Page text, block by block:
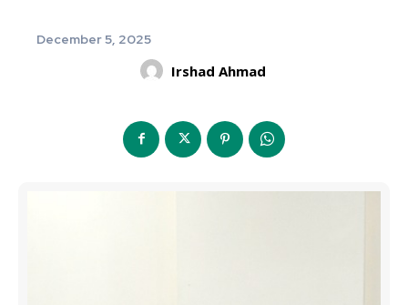
December 5, 2025
Irshad Ahmad